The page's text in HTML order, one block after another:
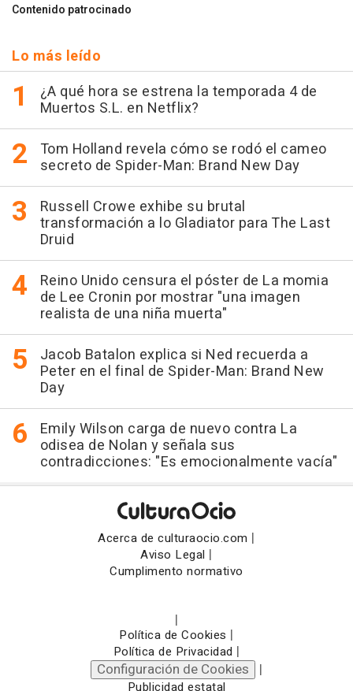
Contenido patrocinado
Lo más leído
¿A qué hora se estrena la temporada 4 de
Muertos S.L. en Netflix?
Tom Holland revela cómo se rodó el cameo
secreto de Spider-Man: Brand New Day
Russell Crowe exhibe su brutal
transformación a lo Gladiator para The Last
Druid
Reino Unido censura el póster de La momia
de Lee Cronin por mostrar "una imagen
realista de una niña muerta"
Jacob Batalon explica si Ned recuerda a
Peter en el final de Spider-Man: Brand New
Day
Emily Wilson carga de nuevo contra La
odisea de Nolan y señala sus
contradicciones: "Es emocionalmente vacía"
Acerca de culturaocio.com |
Aviso Legal |
Cumplimento normativo
|
Política de Cookies |
Política de Privacidad |
Configuración de Cookies |
Publicidad estatal